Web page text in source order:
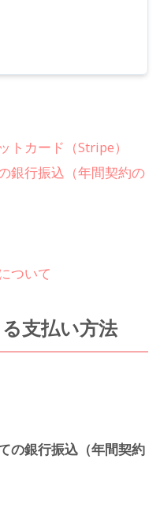
トカード（Stripe）
銀行振込（年間契約の
ついて
支払い方法
の銀行振込（年間契約